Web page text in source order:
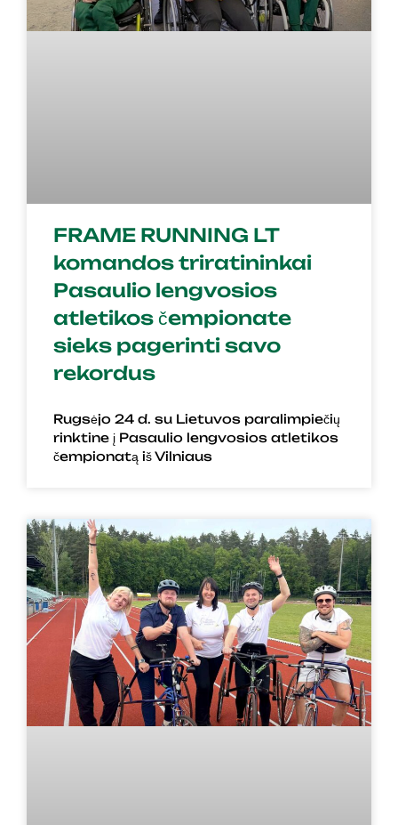
FRAME RUNNING LT
komandos triratininkai
Pasaulio lengvosios
atletikos čempionate
sieks pagerinti savo
rekordus
Rugsėjo 24 d. su Lietuvos paralimpiečių
rinktine į Pasaulio lengvosios atletikos
čempionatą iš Vilniaus